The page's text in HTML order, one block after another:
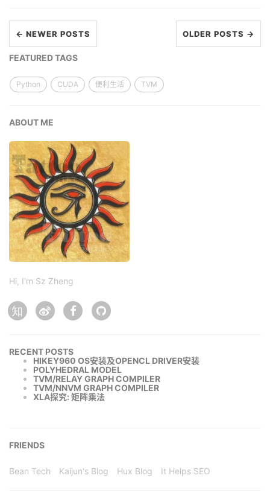
← NEWER POSTS OLDER POSTS →
FEATURED TAGS
Python CUDA 便利生活 TVM
ABOUT ME
Hi, I'm Sz Zheng
知
RECENT POSTS
HIKEY960 OS安装及OPENCL DRIVER安装
POLYHEDRAL MODEL
TVM/RELAY GRAPH COMPILER
TVM/NNVM GRAPH COMPILER
XLA探究: 矩阵乘法
FRIENDS
Bean Tech Kaijun's Blog Hux Blog It Helps SEO